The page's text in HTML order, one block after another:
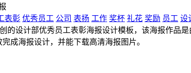
表彰 优秀员工 公司 表扬 工作 奖杯 礼花 奖励 员工 设
的设计部优秀员工表彰海报设计模板，该海报作品
成海报设计，并能下载高清海报图片。